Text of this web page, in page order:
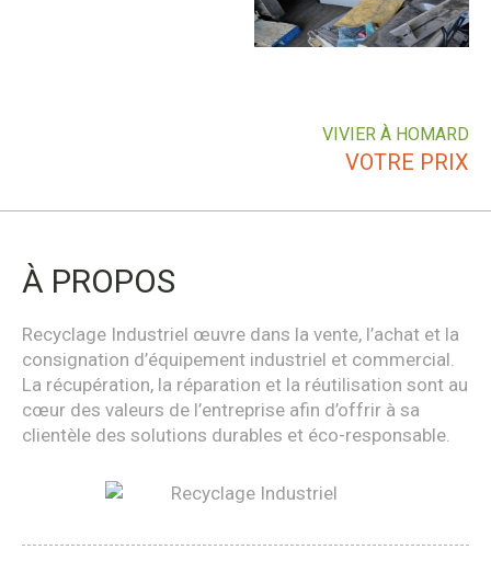
VIVIER À HOMARD
VOTRE PRIX
À PROPOS
Recyclage Industriel œuvre dans la vente, l’achat et la
consignation d’équipement industriel et commercial.
La récupération, la réparation et la réutilisation sont au
cœur des valeurs de l’entreprise afin d’offrir à sa
clientèle des solutions durables et éco-responsable.